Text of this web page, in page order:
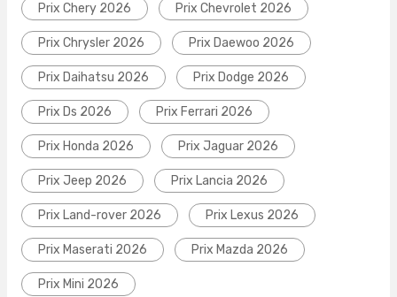
Prix Chery 2026 Prix Chevrolet 2026
Prix Chrysler 2026 Prix Daewoo 2026
Prix Daihatsu 2026 Prix Dodge 2026
Prix Ds 2026 Prix Ferrari 2026
Prix Honda 2026 Prix Jaguar 2026
Prix Jeep 2026 Prix Lancia 2026
Prix Land-rover 2026 Prix Lexus 2026
Prix Maserati 2026 Prix Mazda 2026
Prix Mini 2026